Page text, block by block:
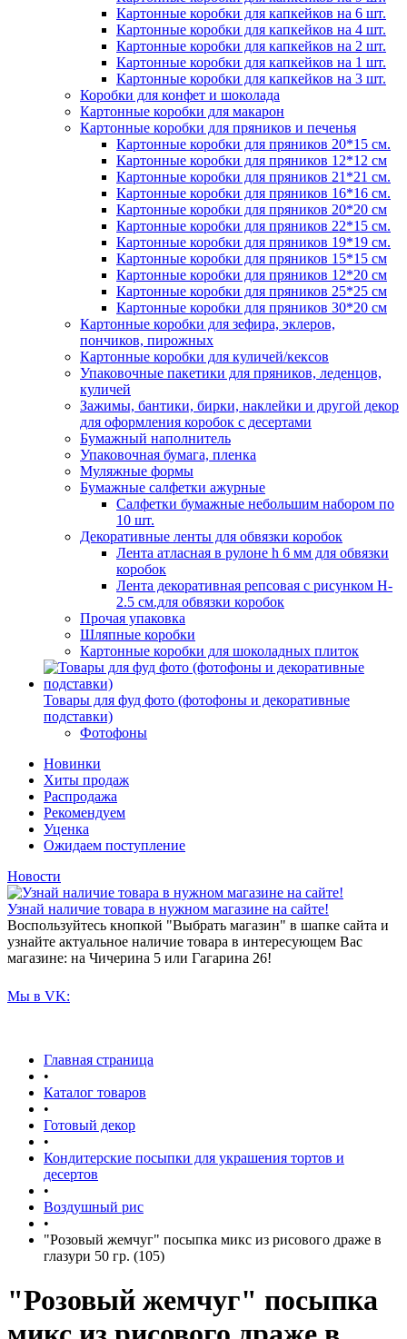
Картонные коробки для капкейков на 6 шт.
Картонные коробки для капкейков на 4 шт.
Картонные коробки для капкейков на 2 шт.
Картонные коробки для капкейков на 1 шт.
Картонные коробки для капкейков на 3 шт.
Коробки для конфет и шоколада
Картонные коробки для макарон
Картонные коробки для пряников и печенья
Картонные коробки для пряников 20*15 см.
Картонные коробки для пряников 12*12 см
Картонные коробки для пряников 21*21 см.
Картонные коробки для пряников 16*16 см.
Картонные коробки для пряников 20*20 см
Картонные коробки для пряников 22*15 см.
Картонные коробки для пряников 19*19 см.
Картонные коробки для пряников 15*15 см
Картонные коробки для пряников 12*20 см
Картонные коробки для пряников 25*25 см
Картонные коробки для пряников 30*20 см
Картонные коробки для зефира, эклеров,
пончиков, пирожных
Картонные коробки для куличей/кексов
Упаковочные пакетики для пряников, леденцов,
куличей
Зажимы, бантики, бирки, наклейки и другой декор
для оформления коробок с десертами
Бумажный наполнитель
Упаковочная бумага, пленка
Муляжные формы
Бумажные салфетки ажурные
Салфетки бумажные небольшим набором по
10 шт.
Декоративные ленты для обвязки коробок
Лента атласная в рулоне h 6 мм для обвязки
коробок
Лента декоративная репсовая с рисунком H-
2.5 см.для обвязки коробок
Прочая упаковка
Шляпные коробки
Картонные коробки для шоколадных плиток
Товары для фуд фото (фотофоны и декоративные
подставки)
Фотофоны
Новинки
Хиты продаж
Распродажа
Рекомендуем
Уценка
Ожидаем поступление
Новости
Узнай наличие товара в нужном магазине на сайте!
Воспользуйтесь кнопкой "Выбрать магазин" в шапке сайта и
узнайте актуальное наличие товара в интересующем Вас
магазине: на Чичерина 5 или Гагарина 26!
Мы в VK:
Главная страница
•
Каталог товаров
•
Готовый декор
•
Кондитерские посыпки для украшения тортов и
десертов
•
Воздушный рис
•
"Розовый жемчуг" посыпка микс из рисового драже в
глазури 50 гр. (105)
"Розовый жемчуг" посыпка